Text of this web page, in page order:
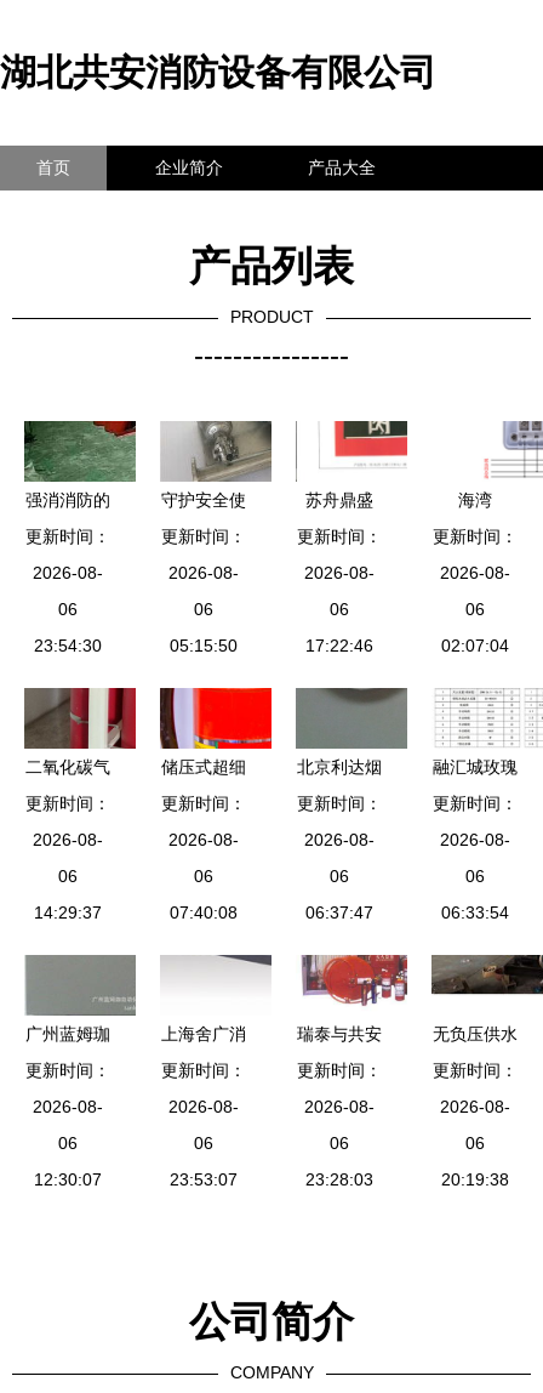
湖北共安消防设备有限公司
首页 企业简介 产品大全
产品列表
PRODUCT
----------------
强消消防的
个人主页 |
专业消防设
备服务商
更新时间：
2026-08-
06
23:54:30
守护安全使
命，慈溪田
仓消防器材
公司铸就生
命防线
更新时间：
2026-08-
06
05:15:50
苏舟鼎盛
DS-BLZD-
3LRO I
E1W-HJ消
防应急疏散
明解决方案
更新时间：
2026-08-
06
17:22:46
海湾
8300、
8301、
8302C、
8303、
模块接线全
解析
更新时间：
2026-08-
06
02:07:04
二氧化碳气
体灭火系统
与泡沫灭火
剂 太原成
安消防设备
更新时间：
2026-08-
06
14:29:37
储压式超细
干粉灭火装
置 现代化
消防设备的
守护先锋
更新时间：
2026-08-
06
07:40:08
北京利达烟
感JTY-GM-
LD3000EN/A
品质彰显消
防科技新高
更新时间：
2026-08-
06
06:37:47
融汇城玫瑰
公馆二期工
程 引入江
苏强盾自动
跟踪定位射
置，为消防
安全筑起智
能防线
更新时间：
2026-08-
06
06:33:54
广州蓝姆珈
自动化控制
设备有限公
司消防器材
与设备产品
更新时间：
2026-08-
06
12:30:07
上海舍广消
防设备有限
公司产品概
览 专业火
警探测与报
更新时间：
2026-08-
06
23:53:07
瑞泰与共安
聚焦消防设
备与器材，
共筑安全防
线
更新时间：
2026-08-
06
23:28:03
无负压供水
设备与泡沫
灭火剂 资
质齐全厂家
直销的解决
更新时间：
2026-08-
06
20:19:38
公司简介
COMPANY